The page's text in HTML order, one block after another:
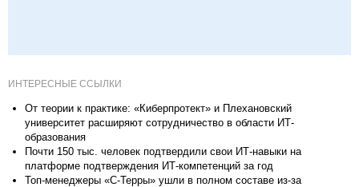
ИНТЕРЕСНЫЕ ССЫЛКИ
От теории к практике: «Киберпротект» и Плехановский
университет расширяют сотрудничество в области ИТ-
образования
Почти 150 тыс. человек подтвердили свои ИТ-навыки на
платформе подтверждения ИТ-компетенций за год
Топ-менеджеры «С-Терры» ушли в полном составе из-за